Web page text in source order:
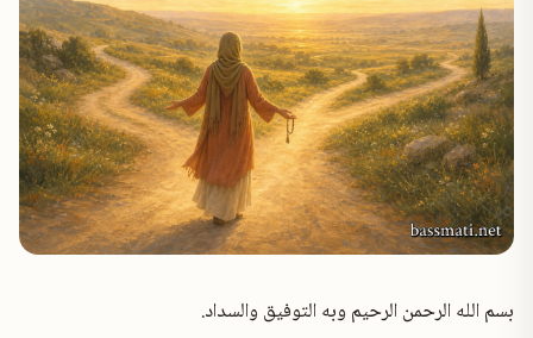
✕
بسم الله الرحمن الرحيم وبه التوفيق والسداد.